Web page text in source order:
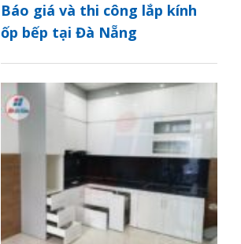
Báo giá và thi công lắp kính
ốp bếp tại Đà Nẵng